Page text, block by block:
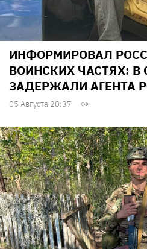
ИНФОРМИРОВАЛ
ВОИНСКИХ ЧАСТЯХ: В
ЗАДЕРЖАЛИ АГЕНТА
05 Августа 20:37